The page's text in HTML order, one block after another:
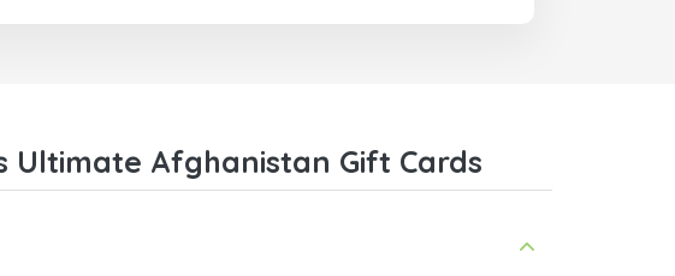
Ultimate Afghanistan Gift Cards